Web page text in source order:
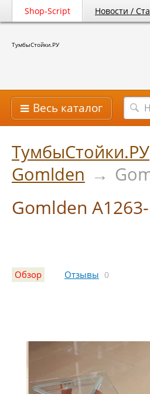
Shop-Script Новости /
ТумбыСтойки.РУ
Весь каталог
ТумбыСтойки.РУ
Gomlden →
Gomlden A1263-
Обзор Отзывы 0